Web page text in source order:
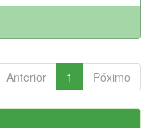
Anterior 1 Póximo